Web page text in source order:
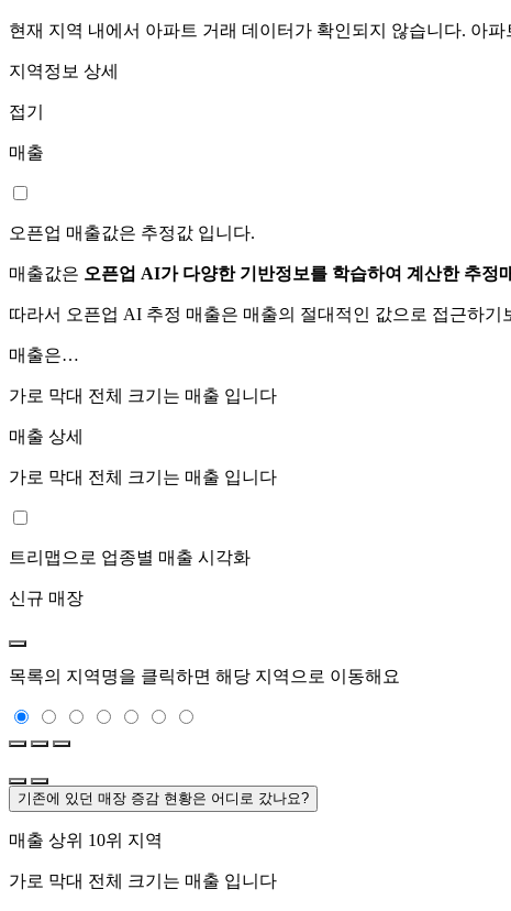
현재 지역 내에서 아파트 거래 데이터가 확인되지 않습니다. 아
지역정보 상세
접기
매출
오픈업 매출값은 추정값 입니다.
매출값은 오픈업 AI가 다양한 기반정보를 학습하여 계산한 추정
따라서 오픈업 AI 추정 매출은 매출의 절대적인 값으로 접근하기
매출은…
가로 막대 전체 크기는 매출 입니다
매출 상세
가로 막대 전체 크기는 매출 입니다
트리맵으로 업종별 매출 시각화
신규 매장
목록의 지역명을 클릭하면 해당 지역으로 이동해요
기존에 있던 매장 증감 현황은 어디로 갔나요?
매출 상위 10위 지역
가로 막대 전체 크기는 매출 입니다